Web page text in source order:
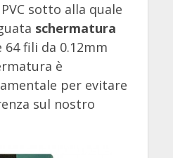
sotto alla quale
schermatura
fili da 0.12mm
è
per evitare
sul nostro